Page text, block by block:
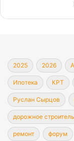
2025 2026
Ипотека КРТ
Руслан Сырцов
дорожное
ремонт форум